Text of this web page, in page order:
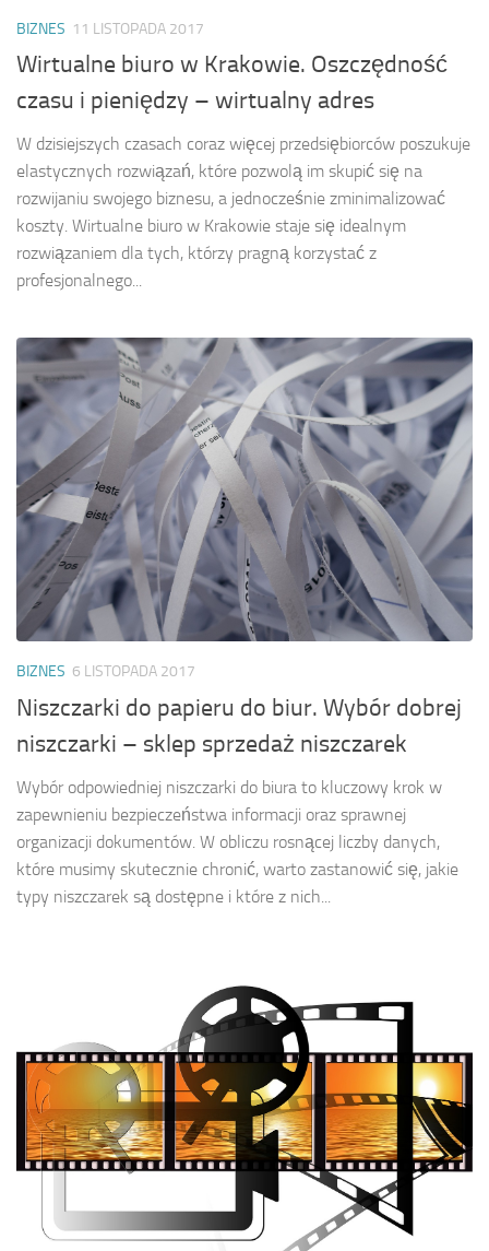
BIZNES 11 LISTOPADA 2017
Wirtualne biuro w Krakowie. Oszczędność
czasu i pieniędzy – wirtualny adres
W dzisiejszych czasach coraz więcej przedsiębiorców poszukuje
elastycznych rozwiązań, które pozwolą im skupić się na
rozwijaniu swojego biznesu, a jednocześnie zminimalizować
koszty. Wirtualne biuro w Krakowie staje się idealnym
rozwiązaniem dla tych, którzy pragną korzystać z
profesjonalnego...
BIZNES 6 LISTOPADA 2017
Niszczarki do papieru do biur. Wybór dobrej
niszczarki – sklep sprzedaż niszczarek
Wybór odpowiedniej niszczarki do biura to kluczowy krok w
zapewnieniu bezpieczeństwa informacji oraz sprawnej
organizacji dokumentów. W obliczu rosnącej liczby danych,
które musimy skutecznie chronić, warto zastanowić się, jakie
typy niszczarek są dostępne i które z nich...